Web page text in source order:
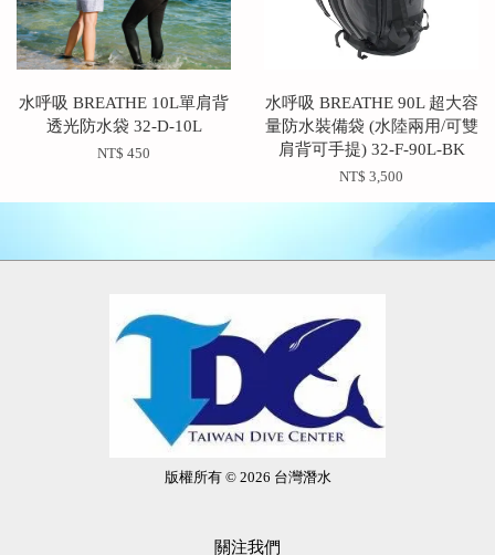
水呼吸 BREATHE 10L單肩背
透光防水袋 32-D-10L
NT$ 450
水呼吸 BREATHE 90L 超大容
量防水裝備袋 (水陸兩用/可雙
肩背可手提) 32-F-90L-BK
NT$ 3,500
版權所有 © 2026 台灣潛水
關注我們